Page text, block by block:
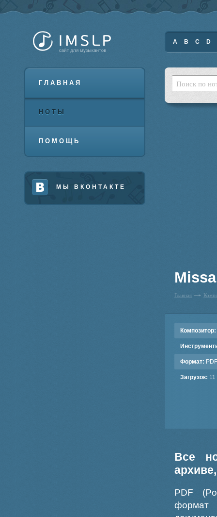
ГЛАВНАЯ
НОТЫ
ПОМОЩЬ
МЫ ВКОНТАКТЕ
A B C D
Главная
Композитор:
Формат: PDF
Загрузок: 11
Все
PDF
формат